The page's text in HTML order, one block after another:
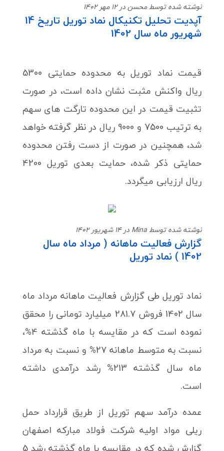
نوشته شده توسط محسن در 12 مهر 1402
آپدیت تحلیل تکنیکال نماد توریل تاریخ 14
شهریور ماه سال 1402
قیمت نماد توریل به محدوده حمایتی 5300
ریال واکنش مثبت نشان داده است، در صورت
تثبیت قیمت در این محدوده تارگت های سهم
به ترتیب 7500 و 9000 ریال در نظر گرفته خواهد
شد، همچنین در صورت از دست رفتن محدوده
حمایتی ذکر شده، حمایت بعدی توریل 4200
ریال ارزیابی میگردد.
نوشته شده توسط Mina در 14 شهریور 1402
گزارش فعالیت ماهانه ( مرداد ماه سال
1402 ) نماد توریل
نماد توریل طی گزارش فعالیت ماهانه مرداد ماه
سال 1402 فروش 281.7 میلیارد تومانی را محقق
نموده است که در مقایسه با ماه گذشته 4%،
نسبت به متوسط ماهانه 27% و نسبت به مرداد
ماه سال گذشته 213% رشد درآمدی داشته
است.
عمده درآمد سهم توریل از طریق قرارداد حمل
ریلی مواد اولیه شرکت فولاد مبارکه اصفهان